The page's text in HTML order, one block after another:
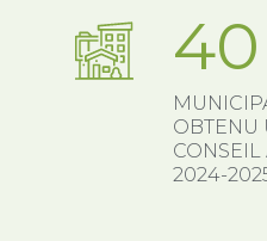
OBTENU
2024-
40